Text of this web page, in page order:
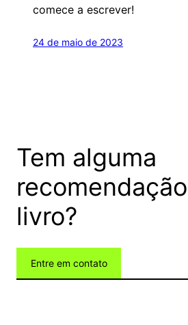
comece a escrever!
24 de maio de 2023
Tem alguma
livro?
Entre em contato